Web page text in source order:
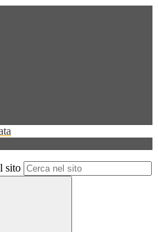
sito